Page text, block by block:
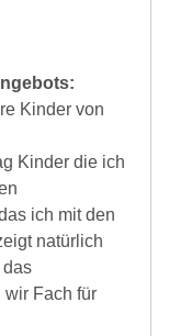
Kinder von
Kinder die ich
ich mit den
natürlich
das
wir Fach für